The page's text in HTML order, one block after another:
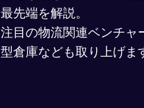
最先端を解説。
注目の物流関連ベンチャ
型倉庫なども取り上げま